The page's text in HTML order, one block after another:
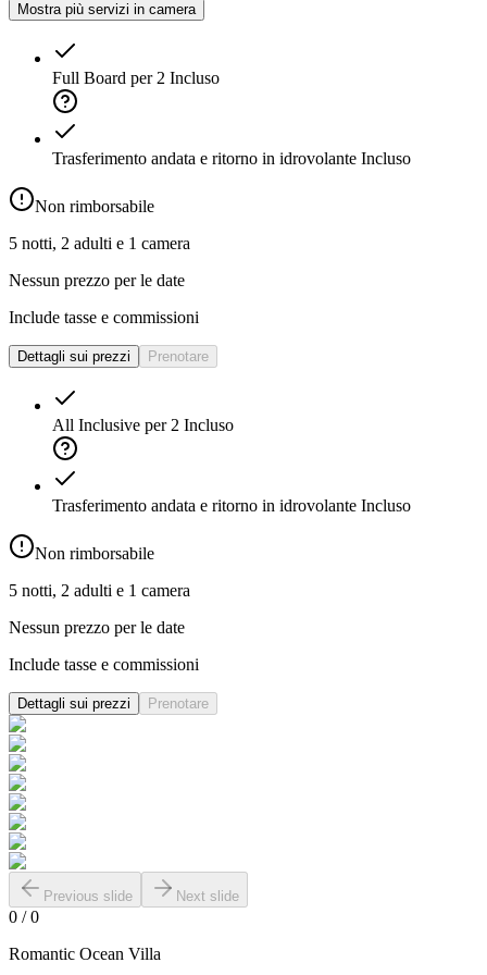
Mostra più servizi in camera
Full Board per 2 Incluso
Trasferimento andata e ritorno in idrovolante Incluso
Non rimborsabile
5 notti, 2 adulti e 1 camera
Nessun prezzo per le date
Include tasse e commissioni
Dettagli sui prezzi Prenotare
All Inclusive per 2 Incluso
Trasferimento andata e ritorno in idrovolante Incluso
Non rimborsabile
5 notti, 2 adulti e 1 camera
Nessun prezzo per le date
Include tasse e commissioni
Dettagli sui prezzi Prenotare
Previous slide Next slide
0 /0
Romantic Ocean Villa